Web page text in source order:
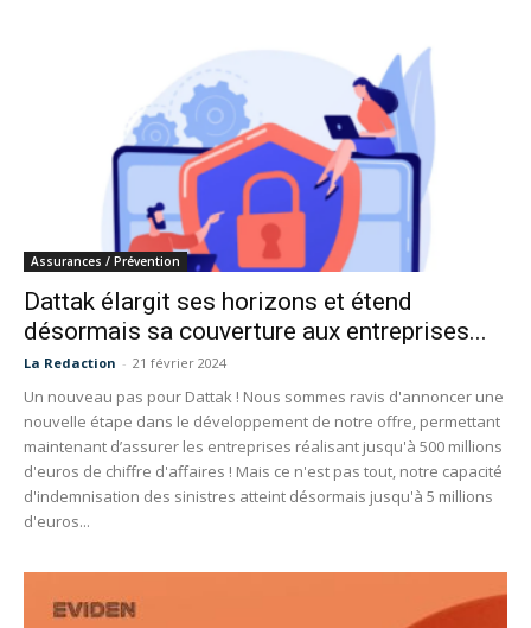
Assurances / Prévention
Dattak élargit ses horizons et étend
désormais sa couverture aux entreprises...
La Redaction - 21 février 2024
Un nouveau pas pour Dattak ! Nous sommes ravis d'annoncer une
nouvelle étape dans le développement de notre offre, permettant
maintenant d’assurer les entreprises réalisant jusqu'à 500 millions
d'euros de chiffre d'affaires ! Mais ce n'est pas tout, notre capacité
d'indemnisation des sinistres atteint désormais jusqu'à 5 millions
d'euros...